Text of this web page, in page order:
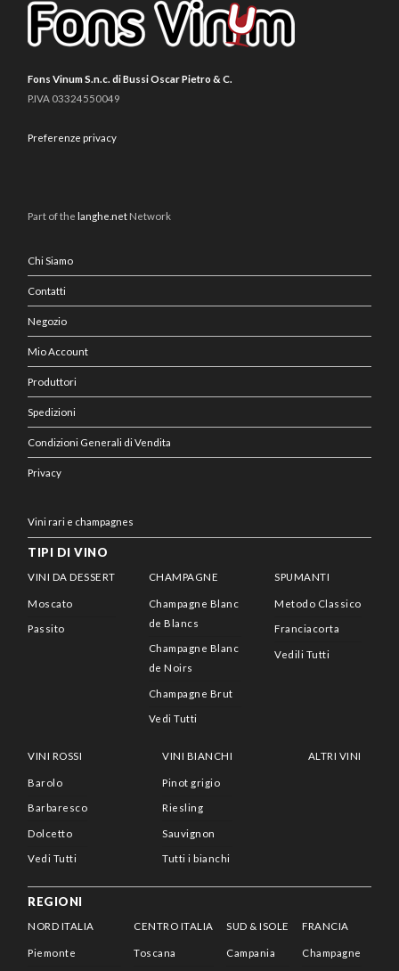
Fons Vinum S.n.c. di Bussi Oscar Pietro & C.
P.IVA 03324550049
Preferenze privacy
Part of the langhe.net Network
Chi Siamo
Contatti
Negozio
Mio Account
Produttori
Spedizioni
Condizioni Generali di Vendita
Privacy
Vini rari e champagnes
TIPI DI VINO
VINI DA DESSERT
Moscato
Passito
CHAMPAGNE
Champagne Blanc
de Blancs
Champagne Blanc
de Noirs
Champagne Brut
Vedi Tutti
SPUMANTI
Metodo Classico
Franciacorta
Vedili Tutti
VINI ROSSI
Barolo
Barbaresco
Dolcetto
Vedi Tutti
VINI BIANCHI
Pinot grigio
Riesling
Sauvignon
Tutti i bianchi
ALTRI VINI
REGIONI
NORD ITALIA
Piemonte
CENTRO ITALIA
Toscana
SUD & ISOLE
Campania
FRANCIA
Champagne